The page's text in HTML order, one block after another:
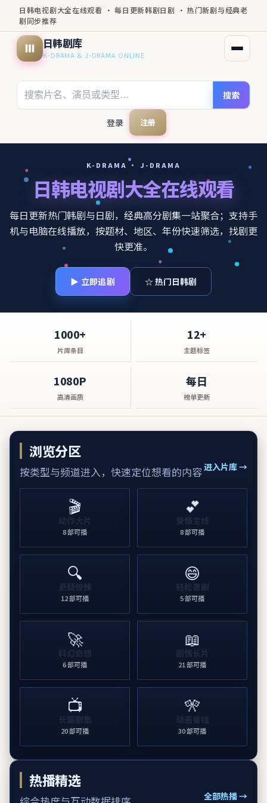
日韩电视剧大全在线观看 · 每日更新韩剧日剧 · 热门新剧与经典老
剧同步推荐
日韩剧库
K-DRAMA & J-DRAMA ONLINE 打开
搜索
登录 注册
K-DRAMA · J-DRAMA
日韩电视剧大全在线观看
每日更新热门韩剧与日剧，经典高分剧集一站聚合；支持手
机与电脑在线播放，按题材、地区、年份快速筛选，找剧更
快更准。
▶ 立即追剧 ☆ 热门日韩剧
1000+
片库条目
12+
主题标签
1080P
高清画质
每日
榜单更新
浏览分区
按类型与频道进入，快速定位想看的内容进入片库 →
🎬
8部可播
💕
8部可播
🔍
12部可播
😄
5部可播
🚀
6部可播
📖
21部可播
📺
20部可播
🎌
30部可播
热播精选
全部热播 →